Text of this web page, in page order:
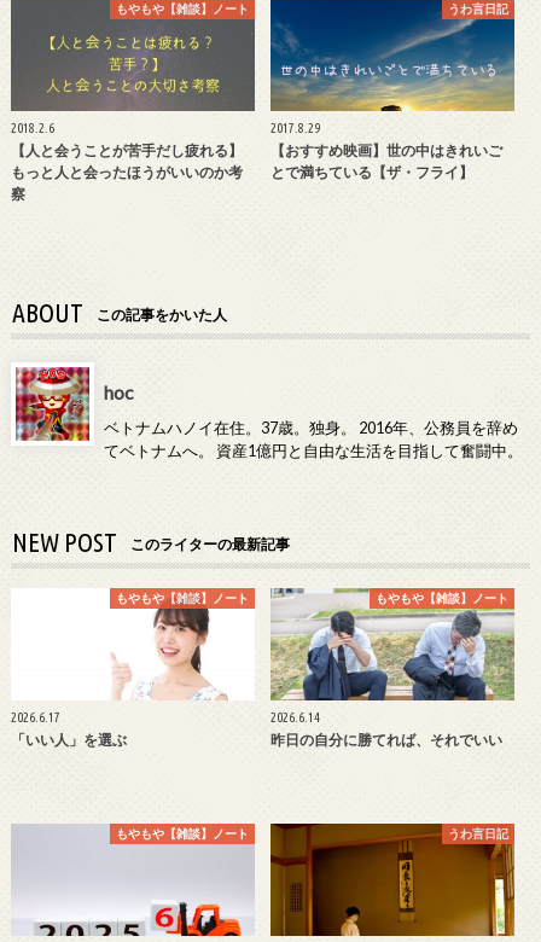
もやもや【雑談】ノート
2018.2.6
【人と会うことが苦手だし疲れる】
もっと人と会ったほうがいいのか考
察
うわ言日記
2017.8.29
【おすすめ映画】世の中はきれいご
とで満ちている【ザ・フライ】
ABOUT この記事をかいた人
hoc
ベトナムハノイ在住。37歳。独身。 2016年、公務員を辞め
てベトナムへ。 資産1億円と自由な生活を目指して奮闘中。
NEW POST このライターの最新記事
もやもや【雑談】ノート
2026.6.17
「いい人」を選ぶ
もやもや【雑談】ノート
2026.6.14
昨日の自分に勝てれば、それでいい
もやもや【雑談】ノート うわ言日記